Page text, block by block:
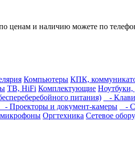
ценам и наличию можете по
Компьютеры КПК,
ТВ, HiFi Комплектующие Ноутбуки,
питания)
-
- Проекторы и документ-камеры
-
микрофоны Оргтехника Сетевое